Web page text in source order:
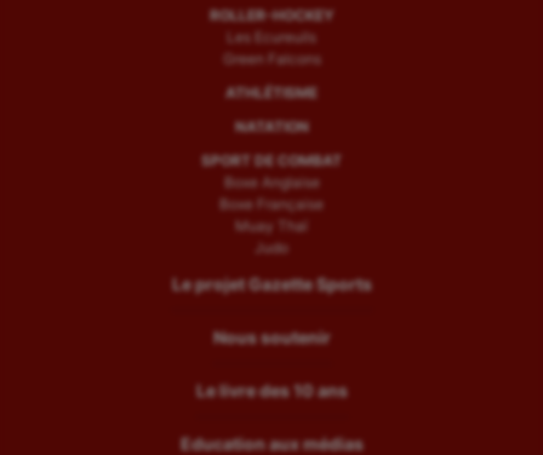
ROLLER-HOCKEY
Les Ecureuils
Green Falcons
ATHLÉTISME
NATATION
SPORT DE COMBAT
Boxe Anglaise
Boxe Française
Muay Thaï
Judo
Le projet Gazette Sports
Nous soutenir
Le livre des 10 ans
Education aux médias